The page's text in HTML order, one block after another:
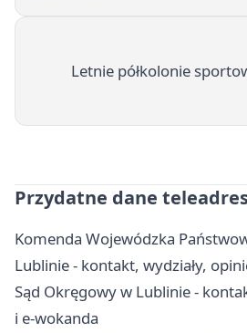
Letnie półkolonie
Przydatne dane
Komenda Wojewódzka
Lublinie - kontakt, wydziały,
Sąd Okręgowy w Lublinie -
i e-wokanda